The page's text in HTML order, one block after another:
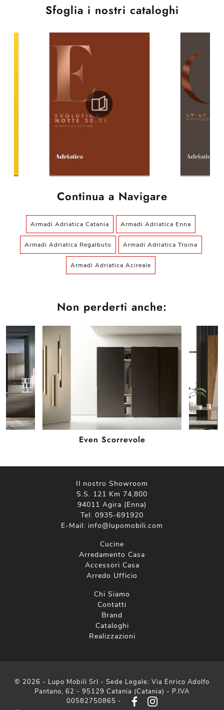
Sfoglia i nostri cataloghi
Continua a Navigare
Armadi Adriatica Catania Armadi Adriatica Enna
Armadi Adriatica Regalbuto Armadi Adriatica Troina
Armadi Adriatica Acireale
Non perderti anche:
Even Scorrevole
Il nostro Showroom
S.S. 121 Km 74,800
94011 Agira (Enna)
Tel: 0935-691920
E-Mail: info@lupomobili.com
Cucine
Arredamento Casa
Accessori Casa
Arredo Ufficio
Chi Siamo
Contatti
Brand
Cataloghi
Realizzazioni
© 2026 - Lupo Mobili Srl - Sede Legale: Via Enrico Adolfo
Pantano, 62 - 95129 Catania (Catania) - P.IVA
00582750865 -